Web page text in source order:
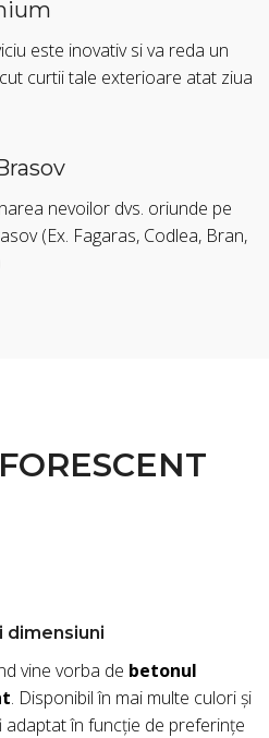
este inovativ si va reda un
curtii tale exterioare atat ziua
nevoilor dvs. oriunde pe
(Ex. Fagaras, Codlea, Bran,
dimensiuni
vine vorba de betonul
. Disponibil în mai multe culori și
adaptat în funcție de preferințe